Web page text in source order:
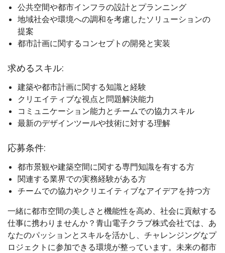
公共空間や都市インフラの設計とプランニング
地域社会や環境への調和を考慮したソリューションの
提案
都市計画に関するコンセプトの開発と実装
求めるスキル:
建築や都市計画に関する知識と経験
クリエイティブな視点と問題解決能力
コミュニケーション能力とチームでの協力スキル
最新のデザインツールや技術に対する理解
応募条件:
都市景観や建築空間に関する専門知識を有する方
関連する業界での実務経験がある方
チームでの協力やクリエイティブなアイデアを持つ方
一緒に都市空間の美しさと機能性を高め、社会に貢献する
仕事に携わりませんか？青山電子クラブ株式会社では、あ
なたのパッションとスキルを活かし、チャレンジングなプ
ロジェクトに参加できる環境が整っています。未来の都市